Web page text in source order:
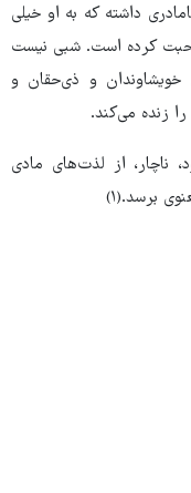
داشته که به او خیلی
کرده است. شبی نیست
و ذی‌حقان و
زنده می‌کند.
ناچار، از لذت‌های مادی
برسد.(۱)